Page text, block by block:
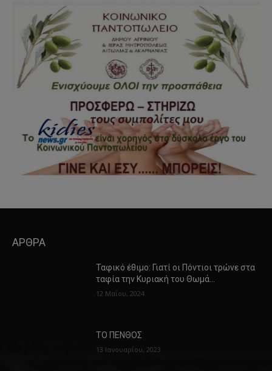
ΑΡΘΡΑ
Ταφικό έθιμο: Γιατί οι Πόντιοι τρώνε στα
ταφία την Κυριακή του Θωμά…
12 Μαΐου, 2024
ΤΟ ΠΕΝΘΟΣ
13 Ιανουαρίου, 2023